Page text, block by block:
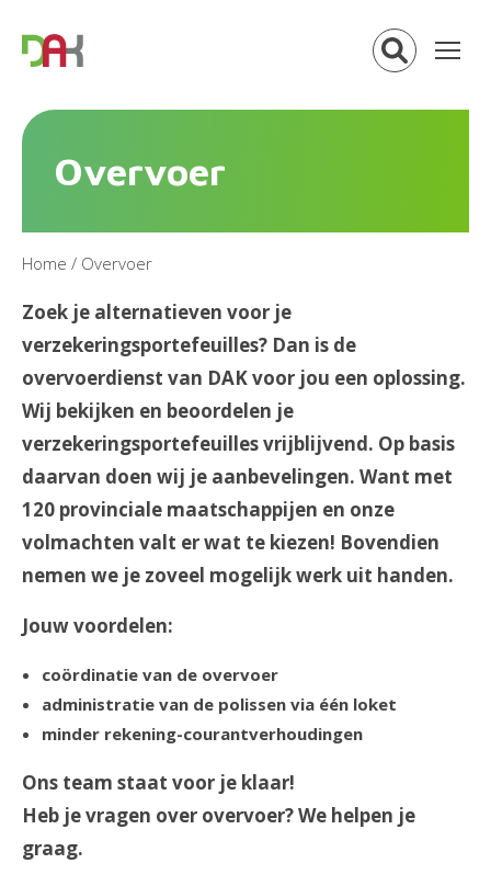
Overvoer
Home / Overvoer
Zoek je alternatieven voor je
verzekeringsportefeuilles? Dan is de
overvoerdienst van DAK voor jou een oplossing.
Wij bekijken en beoordelen je
verzekeringsportefeuilles vrijblijvend. Op basis
daarvan doen wij je aanbevelingen. Want met
120 provinciale maatschappijen en onze
volmachten valt er wat te kiezen! Bovendien
nemen we je zoveel mogelijk werk uit handen.
Jouw voordelen:
coördinatie van de overvoer
administratie van de polissen via één loket
minder rekening-courantverhoudingen
Ons team staat voor je klaar!
Heb je vragen over overvoer? We helpen je
graag.